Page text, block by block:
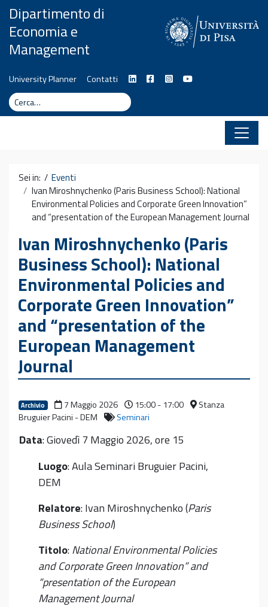
Vai al contenuto
Dipartimento di
Economia e
Management
University Planner
Contatti
Cerca
Cerca
Sei in: / Eventi
Ivan Miroshnychenko (Paris Business School): National
Environmental Policies and Corporate Green Innovation”
and “presentation of the European Management Journal
Ivan Miroshnychenko (Paris
Business School): National
Environmental Policies and
Corporate Green Innovation”
and “presentation of the
European Management
Journal
Archivio 7 Maggio 2026 15:00 - 17:00
Stanza
Bruguier Pacini - DEM
Seminari
Data: Giovedì 7 Maggio 2026, ore 15
Luogo: Aula Seminari Bruguier Pacini,
DEM
Relatore: Ivan Miroshnychenko (Paris
Business School)
Titolo:National Environmental Policies
and Corporate Green Innovation” and
“presentation of the European
Management Journal